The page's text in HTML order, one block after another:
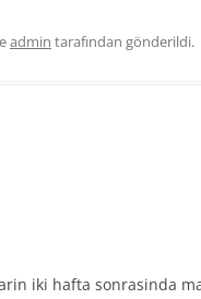
admin tarafından gönderildi.
iki hafta sonrasinda